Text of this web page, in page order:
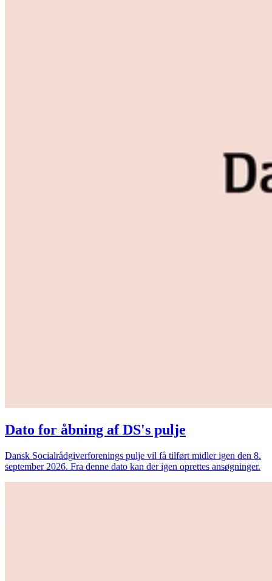
Dato for åbning af DS's pulje
Dansk Socialrådgiverforenings pulje vil få tilført midler igen den 8.
september 2026. Fra denne dato kan der igen oprettes ansøgninger.